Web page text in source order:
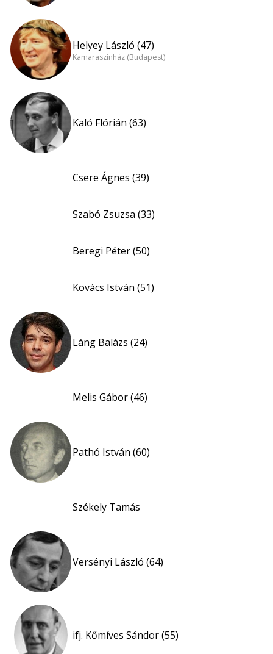
Helyey László (47)
Kamaraszínház (Budapest)
Kaló Flórián (63)
Csere Ágnes (39)
Szabó Zsuzsa (33)
Beregi Péter (50)
Kovács István (51)
Láng Balázs (24)
Melis Gábor (46)
Pathó István (60)
Székely Tamás
Versényi László (64)
ifj. Kőmíves Sándor (55)